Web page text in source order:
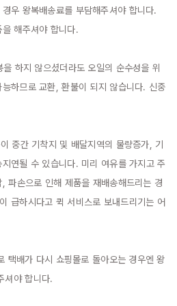
우 왕복배송료를 부담해주셔야 합니다.
해주셔야 합니다.
하지 않으셨더라도 오일의 순수성을 위
하므로 교환, 환불이 되지 않습니다. 신중
중간 기착지 및 배달지역의 물량증가, 기
연될 수 있습니다. 미리 여유를 가지고 주
파손으로 인해 제품을 재배송해드리는 경
급하시다고 퀵 서비스로 보내드리기는 어
택배가 다시 쇼핑몰로 돌아오는 경우엔 왕
셔야 합니다.